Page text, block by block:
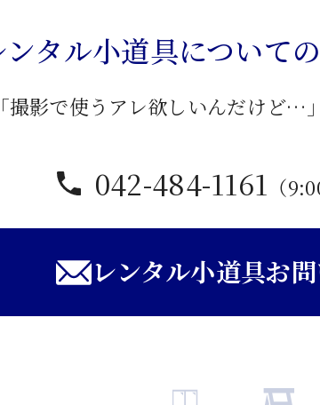
ンタル小道具について
「撮影で使うアレ欲しいんだけど…
042-484-1161 （
レンタル小道具お